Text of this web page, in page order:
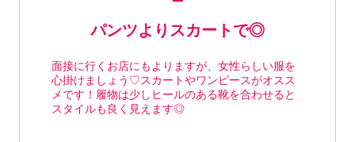
パンツよりスカートで◎
面接に行くお店にもよりますが、女性らしい服を
心掛けましょう♡スカートやワンピースがオスス
メです！履物は少しヒールのある靴を合わせると
スタイルも良く見えます◎